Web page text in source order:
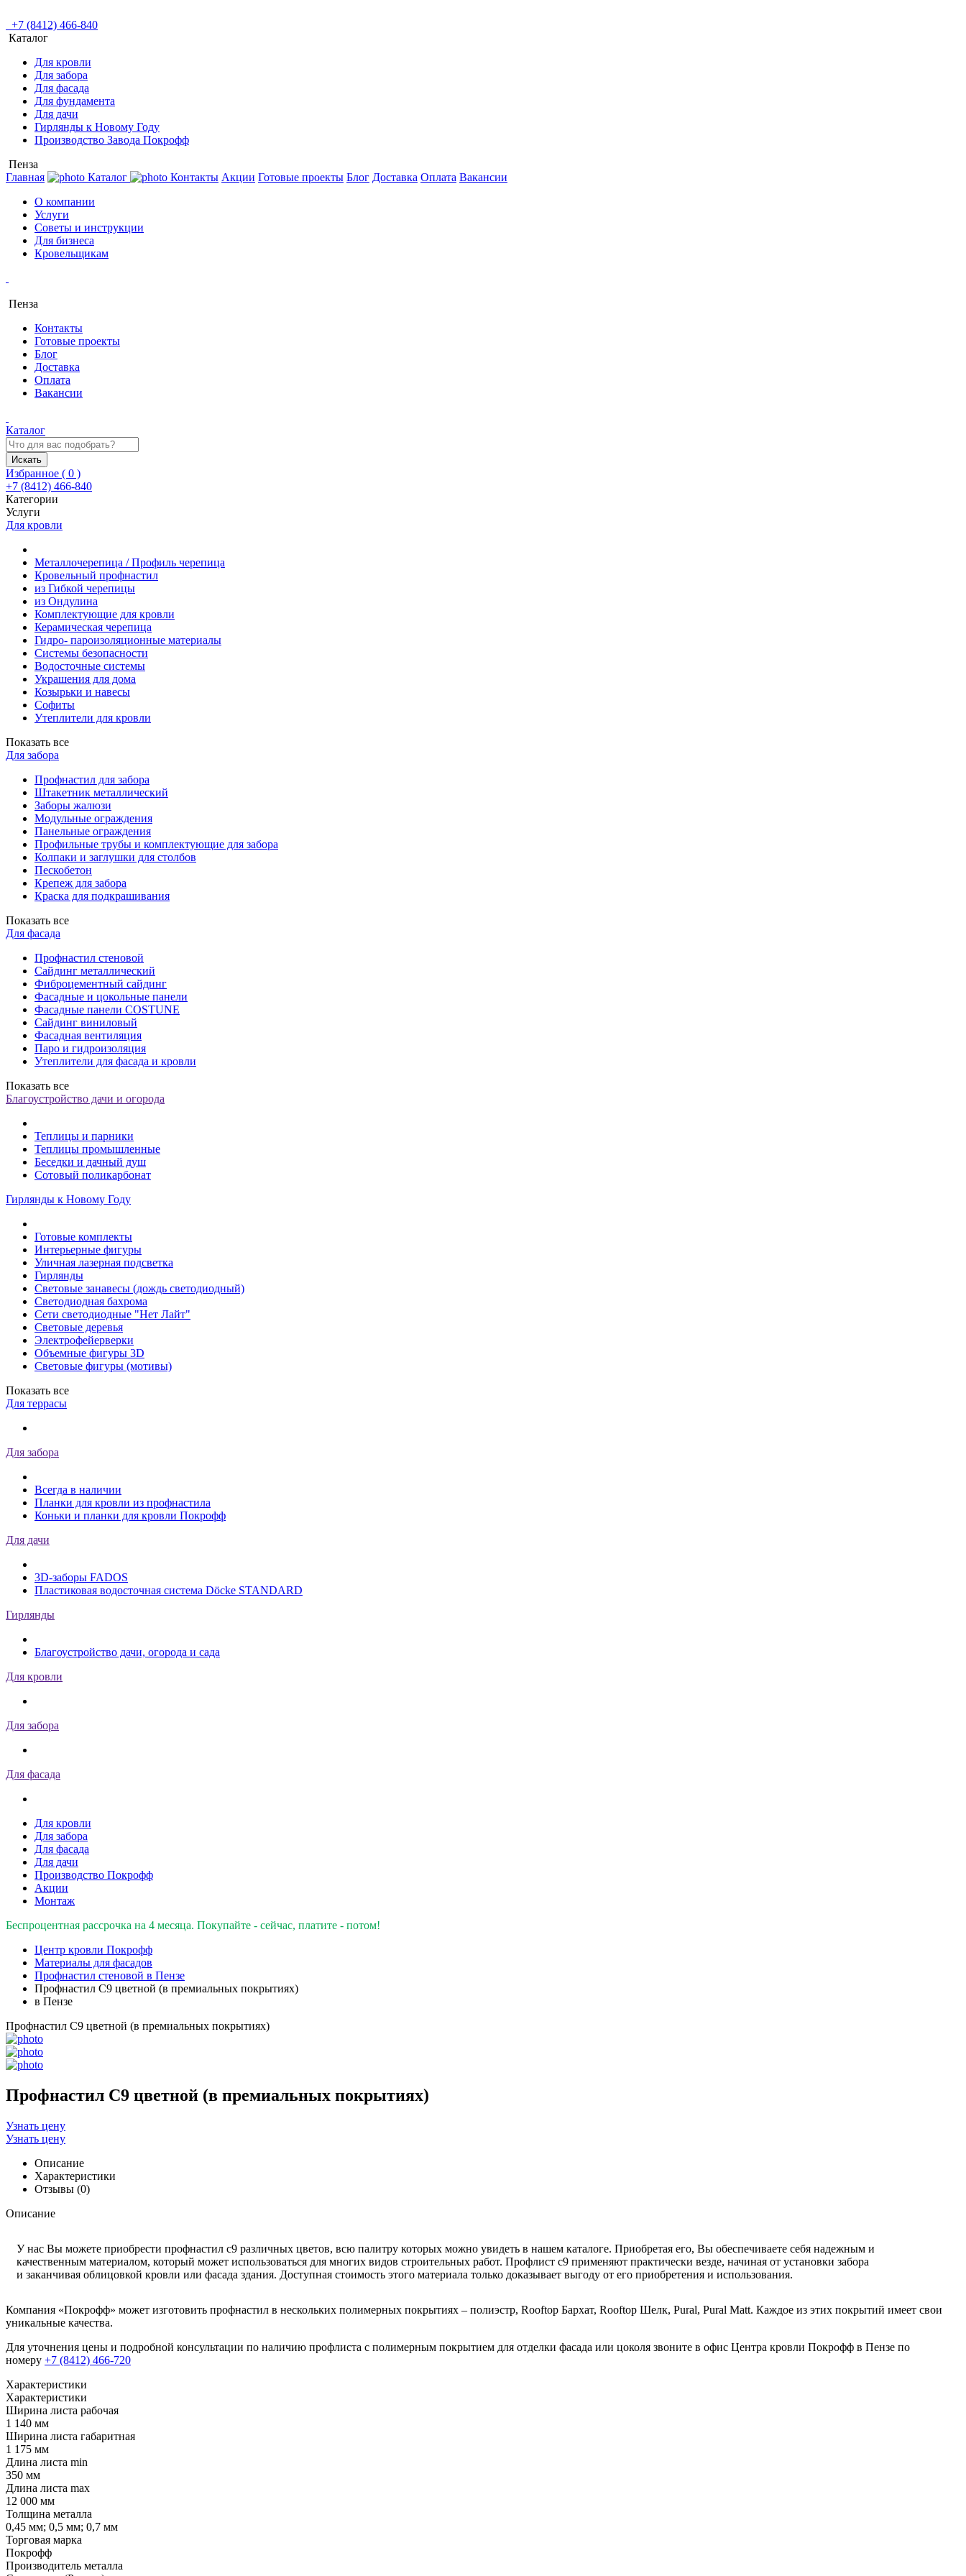
+7 (8412) 466-840
Каталог
Для кровли
Для забора
Для фасада
Для фундамента
Для дачи
Гирлянды к Новому Году
Производство Завода Покрофф
Пенза
Главная
Каталог Контакты Акции Готовые проекты Блог Доставка Оплата Вакансии
О компании
Услуги
Советы и инструкции
Для бизнеса
Кровельщикам
Пенза
Контакты
Готовые проекты
Блог
Доставка
Оплата
Вакансии
Каталог
Искать
Избранное ( 0 )
+7 (8412) 466-840
Категории
Услуги
Для кровли
Металлочерепица / Профиль черепица
Кровельный профнастил
из Гибкой черепицы
из Ондулина
Комплектующие для кровли
Керамическая черепица
Гидро- пароизоляционные материалы
Системы безопасности
Водосточные системы
Украшения для дома
Козырьки и навесы
Софиты
Утеплители для кровли
Показать все
Для забора
Профнастил для забора
Штакетник металлический
Заборы жалюзи
Модульные ограждения
Панельные ограждения
Профильные трубы и комплектующие для забора
Колпаки и заглушки для столбов
Пескобетон
Крепеж для забора
Краска для подкрашивания
Показать все
Для фасада
Профнастил стеновой
Сайдинг металлический
Фиброцементный сайдинг
Фасадные и цокольные панели
Фасадные панели COSTUNE
Сайдинг виниловый
Фасадная вентиляция
Паро и гидроизоляция
Утеплители для фасада и кровли
Показать все
Благоустройство дачи и огорода
Теплицы и парники
Теплицы промышленные
Беседки и дачный душ
Сотовый поликарбонат
Гирлянды к Новому Году
Готовые комплекты
Интерьерные фигуры
Уличная лазерная подсветка
Гирлянды
Световые занавесы (дождь светодиодный)
Светодиодная бахрома
Сети светодиодные "Нет Лайт"
Световые деревья
Электрофейерверки
Объемные фигуры 3D
Световые фигуры (мотивы)
Показать все
Для террасы
Для забора
Всегда в наличии
Планки для кровли из профнастила
Коньки и планки для кровли Покрофф
Для дачи
3D-заборы FADOS
Пластиковая водосточная система Döcke STANDARD
Гирлянды
Благоустройство дачи, огорода и сада
Для кровли
Для забора
Для фасада
Для кровли
Для забора
Для фасада
Для дачи
Производство Покрофф
Акции
Монтаж
Беспроцентная рассрочка на 4 месяца. Покупайте - сейчас, платите - потом!
Центр кровли Покрофф
Материалы для фасадов
Профнастил стеновой в Пензе
Профнастил С9 цветной (в премиальных покрытиях)
в Пензе
Профнастил С9 цветной (в премиальных покрытиях)
Профнастил С9 цветной (в премиальных покрытиях)
Узнать цену
Узнать цену
Описание
Характеристики
Отзывы (0)
Описание
У нас Вы можете приобрести профнастил с9 различных цветов, всю палитру которых можно увидеть в нашем каталоге. Приобретая его, Вы обеспечиваете себя надежным и
качественным материалом, который может использоваться для многих видов строительных работ. Профлист с9 применяют практически везде, начиная от установки забора
и заканчивая облицовкой кровли или фасада здания. Доступная стоимость этого материала только доказывает выгоду от его приобретения и использования.
Компания «Покрофф» может изготовить профнастил в нескольких полимерных покрытиях – полиэстр, Rooftop Бархат, Rooftop Шелк, Pural, Pural Matt. Каждое из этих покрытий имеет свои
уникальные качества.
Для уточнения цены и подробной консультации по наличию профлиста с полимерным покрытием для отделки фасада или цоколя звоните в офис Центра кровли Покрофф в Пензе по
номеру +7 (8412) 466-720
Характеристики
Характеристики
Ширина листа рабочая
1 140 мм
Ширина листа габаритная
1 175 мм
Длина листа min
350 мм
Длина листа max
12 000 мм
Толщина металла
0,45 мм; 0,5 мм; 0,7 мм
Торговая марка
Покрофф
Производитель металла